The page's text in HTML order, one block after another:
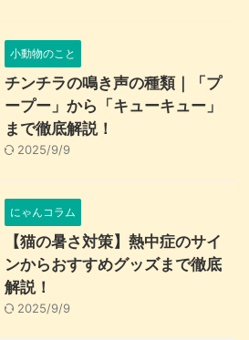
小動物のこと
チンチラの鳴き声の種類｜「プ
ープー」から「キューキュー」
まで徹底解説！
2025/9/9
にゃんコラム
【猫の暑さ対策】熱中症のサイ
ンからおすすめグッズまで徹底
解説！
2025/9/9